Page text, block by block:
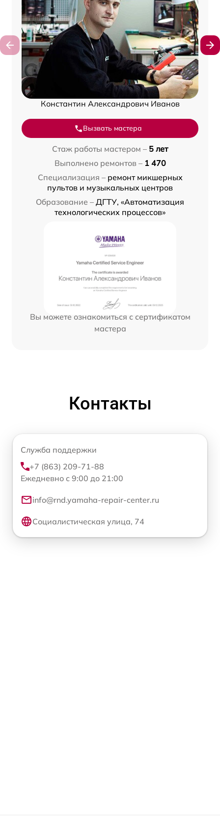
Константин Александрович Иванов
Вызвать мастера
Стаж работы мастером – 5 лет
Выполнено ремонтов – 1 470
Специализация – ремонт микшерных
пультов и музыкальных центров
Образование – ДГТУ, «Автоматизация
технологических процессов»
Вы можете ознакомиться с сертификатом
мастера
Контакты
Служба поддержки
+7 (863) 209-71-88
Ежедневно с 9:00 до 21:00
info@rnd.yamaha-repair-center.ru
Социалистическая улица, 74